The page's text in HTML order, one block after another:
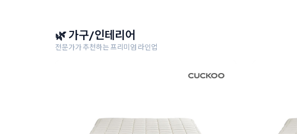
🌿 가구/인테리어
전문가가 추천하는 프리미엄 라인업